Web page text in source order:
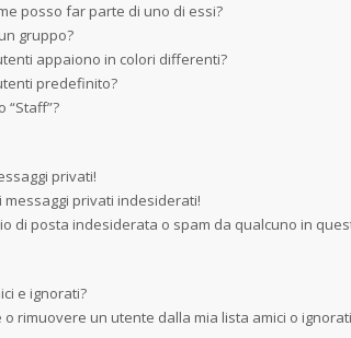
posso far parte di uno di essi?
gruppo?
appaiono in colori differenti?
predefinito?
“Staff”?
privati!
privati indesiderati!
di posta indesiderata o spam da qualcuno in
e ignorati?
o rimuovere un utente dalla mia lista amici o